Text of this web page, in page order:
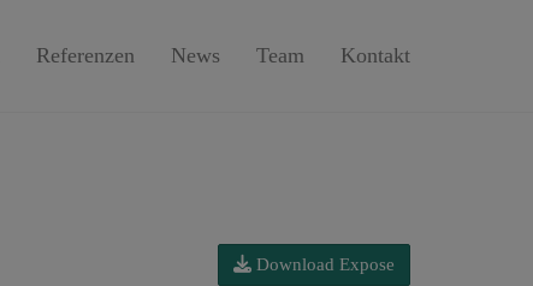
Referenzen News Team Kontakt
Download Expose